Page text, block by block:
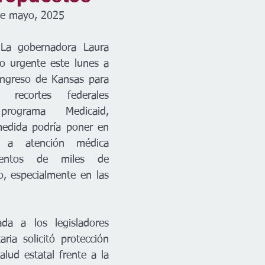
mayo, 2025
gobernadora Laura
urgente este lunes a
de Kansas para
federales
Medicaid,
podría poner en
atención médica
de miles de
especialmente en las
a los legisladores
solicitó protección
estatal frente a la